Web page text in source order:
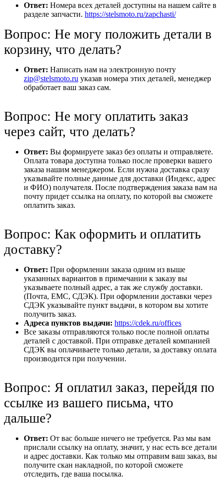
Ответ: Номера всех деталей доступны на нашем сайте в
разделе запчасти. https://stelsmoto.ru/zapchasti/
Вопрос: Не могу положить детали в
корзину, что делать?
Ответ: Написать нам на электронную почту
zip@stelsmoto.ru указав номера этих деталей, менеджер
обработает ваш заказ сам.
Вопрос: Не могу оплатить заказ
через сайт, что делать?
Ответ: Вы формируете заказ без оплаты и отправляете.
Оплата товара доступна только после проверки вашего
заказа нашим менеджером. Если нужна доставка сразу
указывайте полные данные для доставки (Индекс, адрес
и ФИО) получателя. После подтверждения заказа вам на
почту придет ссылка на оплату, по которой вы сможете
оплатить заказ.
Вопрос: Как оформить и оплатить
доставку?
Ответ: При оформлении заказа одним из выше
указанных вариантов в примечании к заказу вы
указываете полный адрес, а так же службу доставки.
(Почта, ЕМС, СДЭК). При оформлении доставки через
СДЭК указывайте пункт выдачи, в котором вы хотите
получить заказ.
Адреса пунктов выдачи: https://cdek.ru/offices
Все заказы отправляются только после полной оплаты
деталей с доставкой. При отправке деталей компанией
СДЭК вы оплачиваете только детали, за доставку оплата
производится при получении.
Вопрос: Я оплатил заказ, перейдя по
ссылке из вашего письма, что
дальше?
Ответ: От вас больше ничего не требуется. Раз мы вам
прислали ссылку на оплату, значит, у нас есть все детали
и адрес доставки. Как только мы отправим ваш заказ, вы
получите скан накладной, по которой сможете
отследить, где ваша посылка.